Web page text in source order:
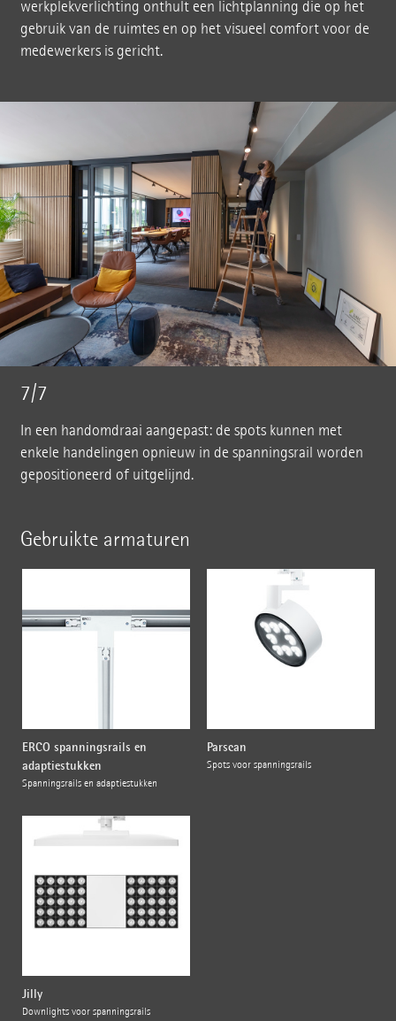
werkplekverlichting onthult een lichtplanning die op het
gebruik van de ruimtes en op het visueel comfort voor de
medewerkers is gericht.
7/7
In een handomdraai aangepast: de spots kunnen met
enkele handelingen opnieuw in de spanningsrail worden
gepositioneerd of uitgelijnd.
Gebruikte armaturen
ERCO spanningsrails en
adaptiestukken
Spanningsrails en adaptiestukken
Parscan
Spots voor spanningsrails
Jilly
Downlights voor spanningsrails